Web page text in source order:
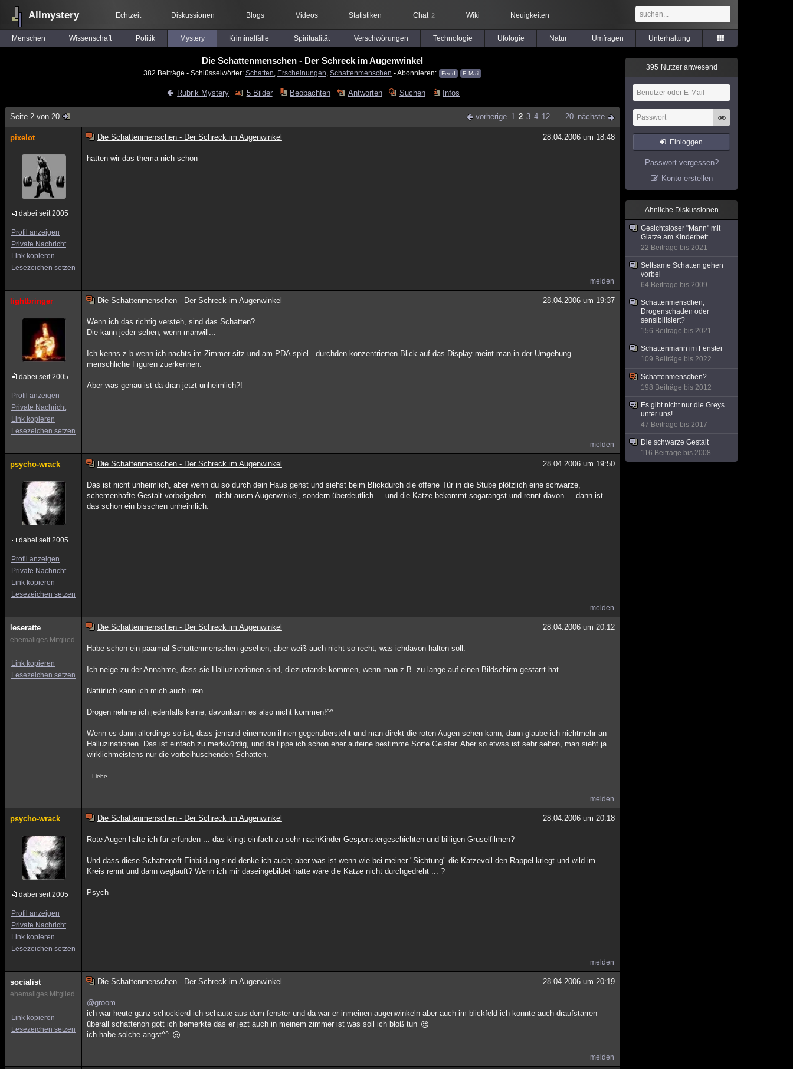
Allmystery Echtzeit Diskussionen Blogs Videos Statistiken Chat 2 Wiki Neuigkeiten
Menschen Wissenschaft Politik Mystery Kriminalfälle Spiritualität Verschwörungen Technologie Ufologie Natur Umfragen Unterhaltung
Die Schattenmenschen - Der Schreck im Augenwinkel
382 Beiträge ▪ Schlüsselwörter: Schatten Erscheinungen Schattenmenschen ▪ Abonnieren: Feed E-Mail
Rubrik Mystery 5 Bilder Beobachten Antworten Suchen Infos
Seite 2 von 20 vorherige 1 2 3 4 12 ... 20 nächste
pixelot
dabei seit 2005
Profil anzeigen
Private Nachricht
Link kopieren
Lesezeichen setzen
Die Schattenmenschen - Der Schreck im Augenwinkel 28.04.2006 um 18:48
hatten wir das thema nich schon
melden
lightbringer
dabei seit 2005
Profil anzeigen
Private Nachricht
Link kopieren
Lesezeichen setzen
Die Schattenmenschen - Der Schreck im Augenwinkel 28.04.2006 um 19:37
Wenn ich das richtig versteh, sind das Schatten?
Die kann jeder sehen, wenn manwill...
Ich kenns z.b wenn ich nachts im Zimmer sitz und am PDA spiel - durchden konzentrierten Blick auf das Display meint man in der Umgebung
menschliche Figuren zuerkennen.
Aber was genau ist da dran jetzt unheimlich?!
melden
psycho-wrack
dabei seit 2005
Profil anzeigen
Private Nachricht
Link kopieren
Lesezeichen setzen
Die Schattenmenschen - Der Schreck im Augenwinkel 28.04.2006 um 19:50
Das ist nicht unheimlich, aber wenn du so durch dein Haus gehst und siehst beim Blickdurch die offene Tür in die Stube plötzlich eine schwarze,
schemenhafte Gestalt vorbeigehen... nicht ausm Augenwinkel, sondern überdeutlich ... und die Katze bekommt sogarangst und rennt davon ... dann ist
das schon ein bisschen unheimlich.
melden
leseratte
ehemaliges Mitglied
Link kopieren
Lesezeichen setzen
Die Schattenmenschen - Der Schreck im Augenwinkel 28.04.2006 um 20:12
Habe schon ein paarmal Schattenmenschen gesehen, aber weiß auch nicht so recht, was ichdavon halten soll.
Ich neige zu der Annahme, dass sie Halluzinationen sind, diezustande kommen, wenn man z.B. zu lange auf einen Bildschirm gestarrt hat.
Natürlich kann ich mich auch irren.
Drogen nehme ich jedenfalls keine, davonkann es also nicht kommen!^^
Wenn es dann allerdings so ist, dass jemand einemvon ihnen gegenübersteht und man direkt die roten Augen sehen kann, dann glaube ich nichtmehr an
Halluzinationen. Das ist einfach zu merkwürdig, und da tippe ich schon eher aufeine bestimme Sorte Geister. Aber so etwas ist sehr selten, man sieht ja
wirklichmeistens nur die vorbeihuschenden Schatten.
...Liebe...
melden
psycho-wrack
dabei seit 2005
Profil anzeigen
Private Nachricht
Link kopieren
Lesezeichen setzen
Die Schattenmenschen - Der Schreck im Augenwinkel 28.04.2006 um 20:18
Rote Augen halte ich für erfunden ... das klingt einfach zu sehr nachKinder-Gespenstergeschichten und billigen Gruselfilmen?
Und dass diese Schattenoft Einbildung sind denke ich auch; aber was ist wenn wie bei meiner "Sichtung" die Katzevoll den Rappel kriegt und wild im
Kreis rennt und dann wegläuft? Wenn ich mir daseingebildet hätte wäre die Katze nicht durchgedreht ... ?
Psych
melden
socialist
ehemaliges Mitglied
Link kopieren
Lesezeichen setzen
Die Schattenmenschen - Der Schreck im Augenwinkel 28.04.2006 um 20:19
@groom
ich war heute ganz schockierd ich schaute aus dem fenster und da war er inmeinen augenwinkeln aber auch im blickfeld ich konnte auch draufstarren
überall schattenoh gott ich bemerkte das er jezt auch in meinem zimmer ist was soll ich bloß tun
ich habe solche angst^^
melden
395 Nutzer anwesend
Einloggen
Passwort vergessen?
Konto erstellen
Ähnliche Diskussionen
Gesichtsloser "Mann" mit
Glatze am Kinderbett
22 Beiträge bis 2021
Seltsame Schatten gehen
vorbei
64 Beiträge bis 2009
Schattenmenschen,
Drogenschaden oder
sensibilisiert?
156 Beiträge bis 2021
Schattenmann im Fenster
109 Beiträge bis 2022
Schattenmenschen?
198 Beiträge bis 2012
Es gibt nicht nur die Greys
unter uns!
47 Beiträge bis 2017
Die schwarze Gestalt
116 Beiträge bis 2008